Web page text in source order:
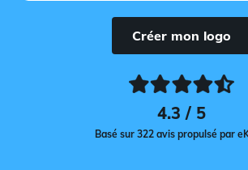
Créer mon logo
4.3 / 5
Basé sur 322 avis propulsé par